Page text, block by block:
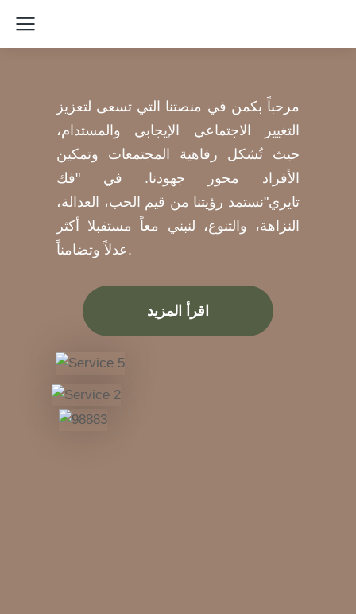
مرحباً بكمن في منصتنا التي تسعى لتعزيز
التغيير الاجتماعي الإيجابي والمستدام،
حيث تُشكل رفاهية المجتمعات وتمكين
الأفراد محور جهودنا. في "فك
تايري"نستمد رؤيتنا من قيم الحب، العدالة،
النزاهة، والتنوع، لنبني معاً مستقبلا أكثر
عدلاً وتضامناً.
اقرأ المزيد